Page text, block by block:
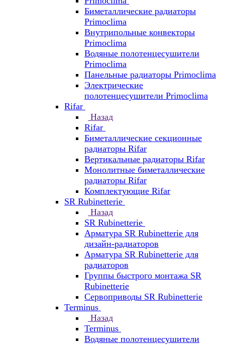
Биметаллические радиаторы
Primoclima
Внутрипольные конвекторы
Primoclima
Водяные полотенцесушители
Primoclima
Панельные радиаторы Primoclima
Электрические
полотенцесушители Primoclima
Rifar
Назад
Rifar
Биметаллические секционные
радиаторы Rifar
Вертикальные радиаторы Rifar
Монолитные биметаллические
радиаторы Rifar
Комплектующие Rifar
SR Rubinetterie
Назад
SR Rubinetterie
Арматура SR Rubinetterie для
дизайн-радиаторов
Арматура SR Rubinetterie для
радиаторов
Группы быстрого монтажа SR
Rubinetterie
Сервоприводы SR Rubinetterie
Terminus
Назад
Terminus
Водяные полотенцесушители